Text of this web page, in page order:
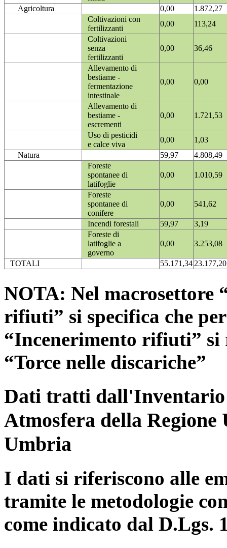
Agricoltura
0,00
1.872,27
Coltivazioni con
fertilizzanti
0,00
113,24
Coltivazioni
senza
fertilizzanti
0,00 36,46
Allevamento di
bestiame -
fermentazione
intestinale
0,00 0,00
Allevamento di
bestiame -
escrementi
0,00 1.721,53
Uso di pesticidi
e calce viva
0,00
1,03
Natura
59,97
4.808,49
Foreste
spontanee di
latifoglie
0,00 1.010,59
Foreste
spontanee di
conifere
0,00 541,62
Incendi forestali 59,97
3,19
Foreste di
latifoglie a
governo
0,00 3.253,08
TOTALI 55.171,3423.177,20
NOTA: Nel macrosettore
rifiuti” si specifica che
“Incenerimento rifiuti”
“Torce nelle discariche”
Dati tratti dall'Inventario
Atmosfera della
Umbria
I dati si riferiscono alle
tramite le metodologie
come indicato dal D.Lgs.